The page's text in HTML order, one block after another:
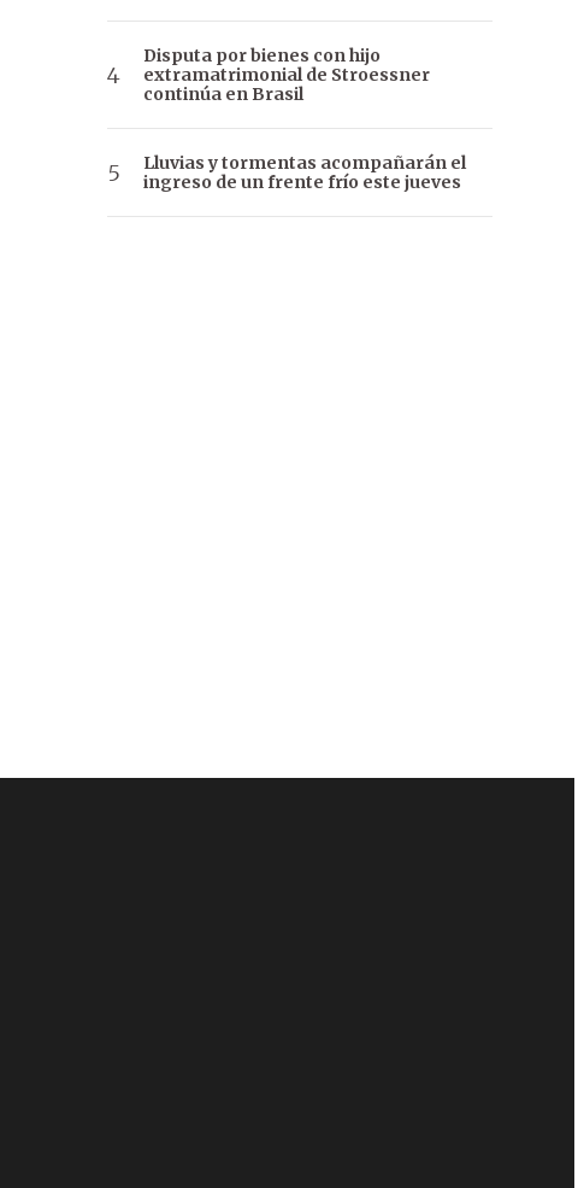
Disputa por bienes con hijo
extramatrimonial de Stroessner
continúa en Brasil
Lluvias y tormentas acompañarán el
ingreso de un frente frío este jueves